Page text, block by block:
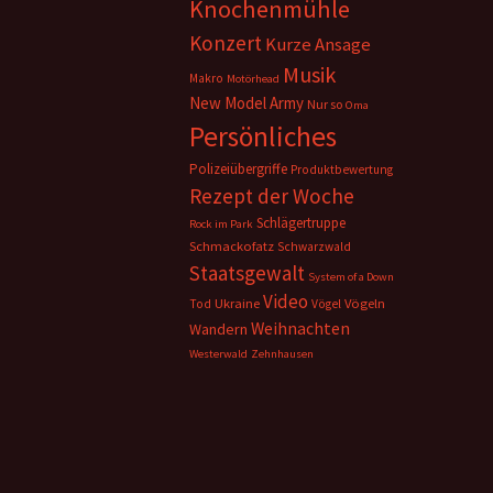
Knochenmühle
KonzertKurze Ansage
Makro Motörhead Musik
New Model Army Nur so Oma
Persönliches
Polizeiübergriffe Produktbewertung
Rezept der Woche
Rock im Park Schlägertruppe
Schmackofatz Schwarzwald
Staatsgewalt System of a Down
Tod Ukraine Video Vögel Vögeln
Wandern Weihnachten
Westerwald Zehnhausen